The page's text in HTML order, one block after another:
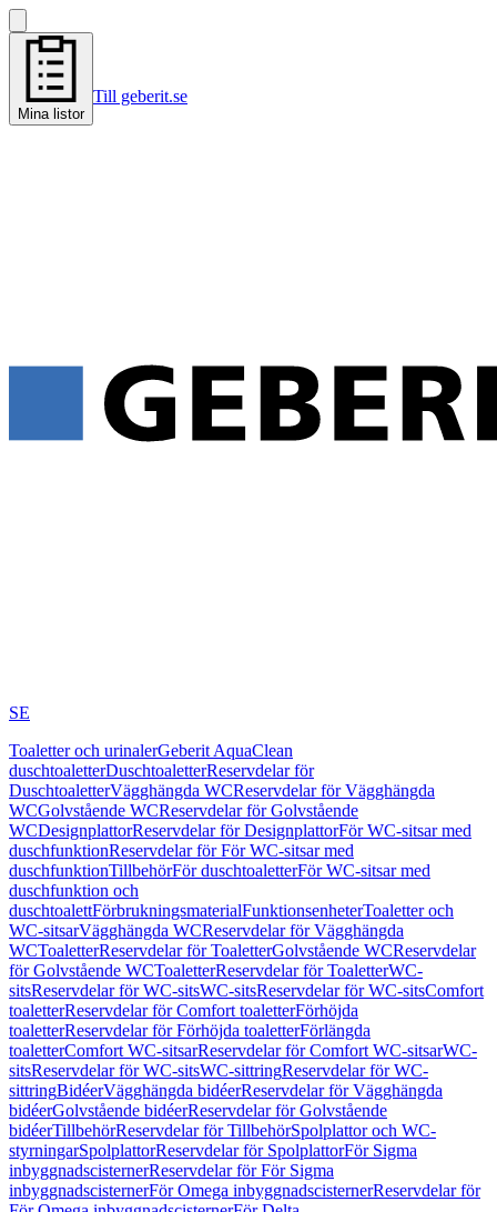
Mina listor
Till geberit.se
SE
Toaletter och urinalerGeberit AquaClean
duschtoaletterDuschtoaletterReservdelar för
DuschtoaletterVägghängda WCReservdelar för Vägghängda
WCGolvstående WCReservdelar för Golvstående
WCDesignplattorReservdelar för DesignplattorFör WC-sitsar med
duschfunktionReservdelar för För WC-sitsar med
duschfunktionTillbehörFör duschtoaletterFör WC-sitsar med
duschfunktion och
duschtoalettFörbrukningsmaterialFunktionsenheterToaletter och
WC-sitsarVägghängda WCReservdelar för Vägghängda
WCToaletterReservdelar för ToaletterGolvstående WCReservdelar
för Golvstående WCToaletterReservdelar för ToaletterWC-
sitsReservdelar för WC-sitsWC-sitsReservdelar för WC-sitsComfort
toaletterReservdelar för Comfort toaletterFörhöjda
toaletterReservdelar för Förhöjda toaletterFörlängda
toaletterComfort WC-sitsarReservdelar för Comfort WC-sitsarWC-
sitsReservdelar för WC-sitsWC-sittringReservdelar för WC-
sittringBidéerVägghängda bidéerReservdelar för Vägghängda
bidéerGolvstående bidéerReservdelar för Golvstående
bidéerTillbehörReservdelar för TillbehörSpolplattor och WC-
styrningarSpolplattorReservdelar för SpolplattorFör Sigma
inbyggnadscisternerReservdelar för För Sigma
inbyggnadscisternerFör Omega inbyggnadscisternerReservdelar för